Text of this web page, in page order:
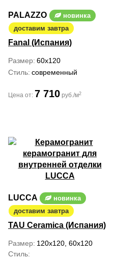
PALAZZO
новинка
доставим завтра
Fanal (Испания)
Размер 60x120
Стиль современный
Цена от: 7 710 руб./м2
LUCCA
новинка
доставим завтра
TAU Ceramica (Испания)
Размер 120x120, 60x120
Стиль